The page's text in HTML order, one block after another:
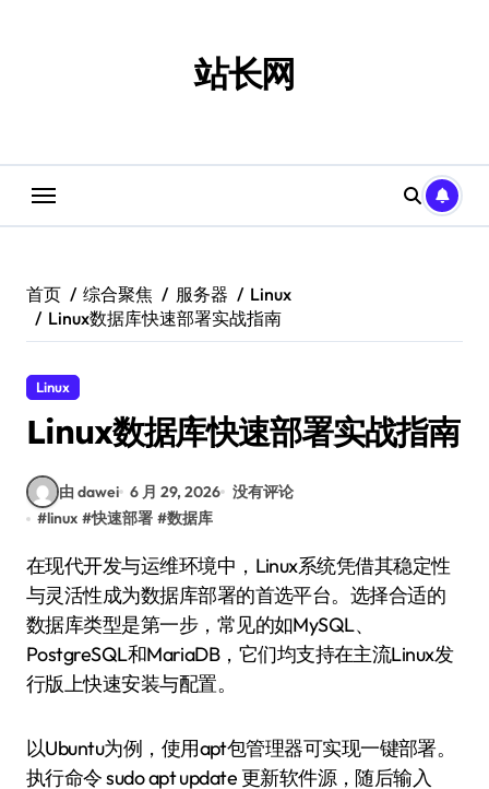
站长网
首页 综合聚焦 服务器
Linux
Linux数据库快速部署实战指南
Linux
Linux数据库快速部署实战指南
由 dawei 6 月 29, 2026 没有评论
#linux #快速部署 #数据库
在现代开发与运维环境中，Linux系统凭借其稳定性
与灵活性成为数据库部署的首选平台。选择合适的
数据库类型是第一步，常见的如MySQL、
PostgreSQL和MariaDB，它们均支持在主流Linux发
行版上快速安装与配置。
以Ubuntu为例，使用apt包管理器可实现一键部署。
执行命令 sudo apt update 更新软件源，随后输入